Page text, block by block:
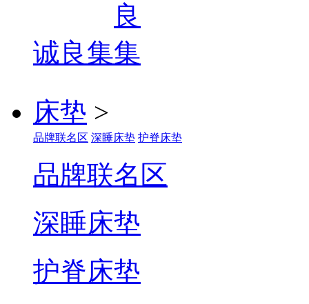
诚良集
床垫 >
品牌联名区 深睡床垫 护脊床垫
品牌联名区
深睡床垫
护脊床垫